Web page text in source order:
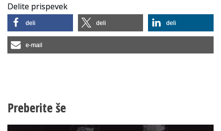
Delite prispevek
deli deli deli
e-mail
Preberite še